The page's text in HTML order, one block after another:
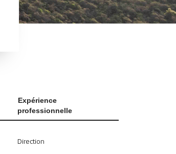
Expérience
professionnelle
Direction